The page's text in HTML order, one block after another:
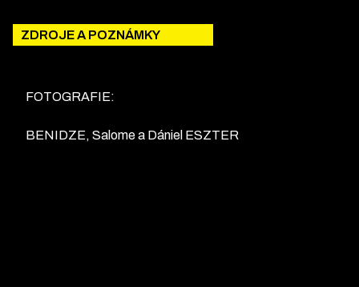
ZDROJE A POZNÁMKY
FOTOGRAFIE:
BENIDZE, Salome a Dániel ESZTER